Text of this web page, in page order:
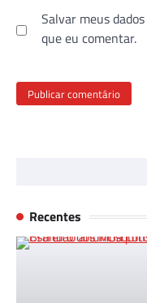
Salvar meus
que eu comentar.
Recentes